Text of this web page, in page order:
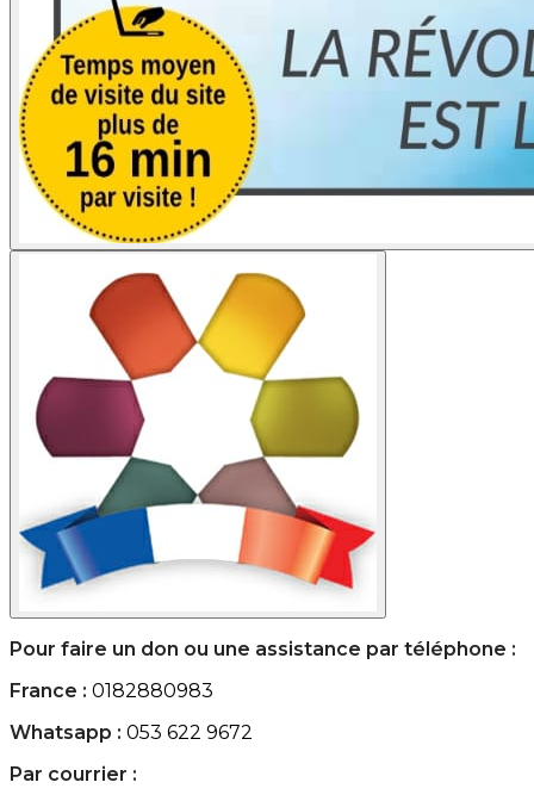
Pour faire un don ou une assistance par téléphone :
France : 0182880983
Whatsapp : 053 622 9672
Par courrier :